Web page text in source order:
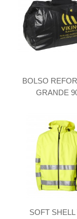
BOLSO
GRANDE
SOFT SHELL